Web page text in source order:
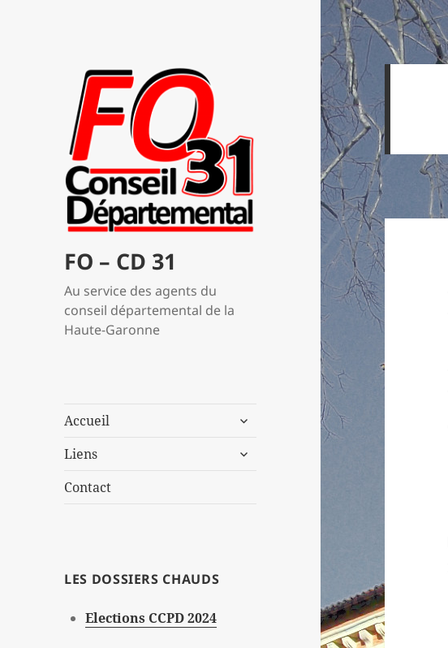
FO – CD 31
Au service des agents du
conseil départemental de la
Haute-Garonne
Accueil
ouvrir
sous-
Liens
ouvrir
Contact
LES DOSSIERS CHAUDS
Elections CCPD 2024